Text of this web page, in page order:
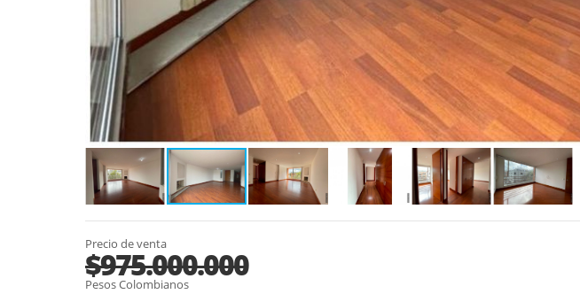
Precio de venta
$975.000.000
Pesos Colombianos